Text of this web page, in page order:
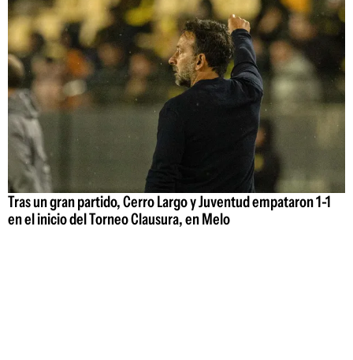
Tras un gran partido, Cerro Largo y Juventud empataron 1-1
en el inicio del Torneo Clausura, en Melo